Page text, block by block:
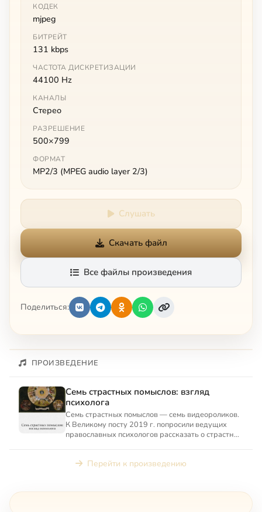
КОДЕК
mjpeg
БИТРЕЙТ
131 kbps
ЧАСТОТА ДИСКРЕТИЗАЦИИ
44100 Hz
КАНАЛЫ
Стерео
РАЗРЕШЕНИЕ
500×799
ФОРМАТ
MP2/3 (MPEG audio layer 2/3)
Слушать
Скачать файл
Все файлы произведения
Поделиться:
ПРОИЗВЕДЕНИЕ
Семь страстных помыслов: взгляд
психолога
Семь страстных помыслов — семь видеороликов.
К Великому посту 2019 г. попросили ведущих
православных психологов рассказать о страстных
Перейти к произведению